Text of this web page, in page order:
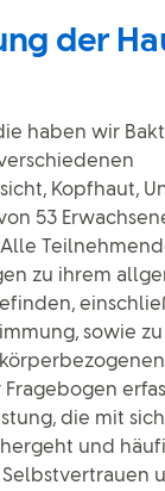
der
haben wir
Kopfhaut,
53
zu ihrem
sowie
die mit
und